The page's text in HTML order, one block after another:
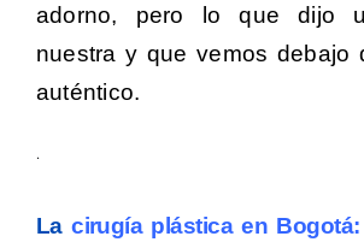
adorno, pero lo que dijo
nuestra y que vemos debajo
auténtico.
.
Lacirugía plástica en Bogotá: